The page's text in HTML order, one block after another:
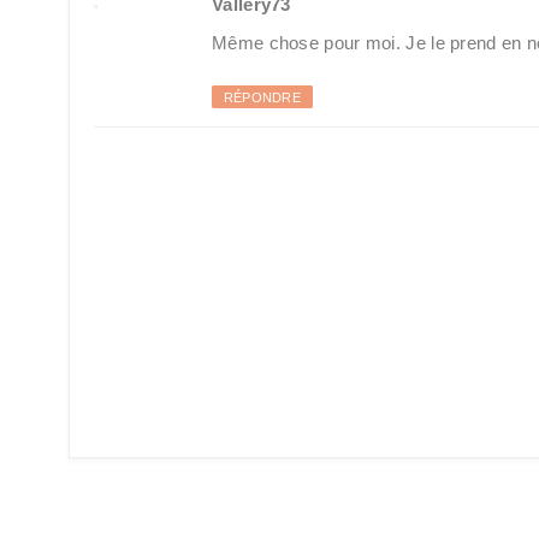
Vallery73
Même chose pour moi. Je le prend en
RÉPONDRE